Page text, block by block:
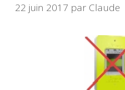
22 juin 2017 par Claude